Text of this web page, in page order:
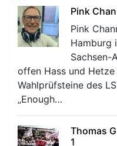
Pink
Pink
Hamburg
Sachsen-
offen Hass und
Wahlprüfsteine des
„Enough…
Thomas
1